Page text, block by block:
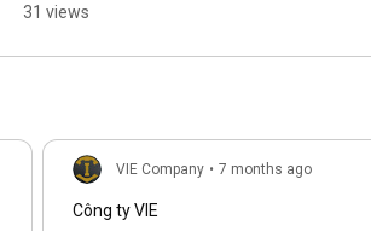
31 views
VIE Company • 7 months ago
Công ty VIE